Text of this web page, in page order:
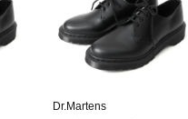
Dr.Martens